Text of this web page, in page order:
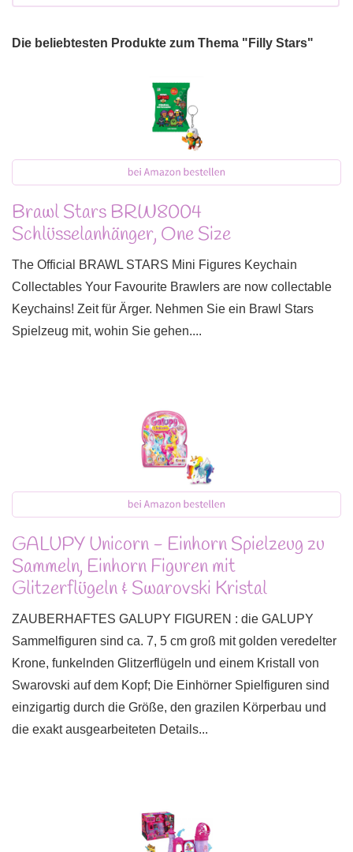
Die beliebtesten Produkte zum Thema "Filly Stars"
Brawl Stars BRW8004
Schlüsselanhänger, One Size
The Official BRAWL STARS Mini Figures Keychain
Collectables Your Favourite Brawlers are now collectable
Keychains! Zeit für Ärger. Nehmen Sie ein Brawl Stars
Spielzeug mit, wohin Sie gehen....
GALUPY Unicorn - Einhorn Spielzeug zu
Sammeln, Einhorn Figuren mit
Glitzerflügeln & Swarovski Kristal
ZAUBERHAFTES GALUPY FIGUREN : die GALUPY
Sammelfiguren sind ca. 7, 5 cm groß mit golden veredelter
Krone, funkelnden Glitzerflügeln und einem Kristall von
Swarovski auf dem Kopf; Die Einhörner Spielfiguren sind
einzigartig durch die Größe, den grazilen Körperbau und
die exakt ausgearbeiteten Details...